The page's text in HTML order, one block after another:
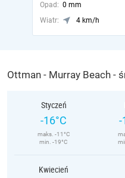
Opad: 0 mm
Wiatr:
4 km/h
Ottman - Murray Beach -
Styczeń
-16°C
maks. -11°C
min. -19°C
-
Kwiecień